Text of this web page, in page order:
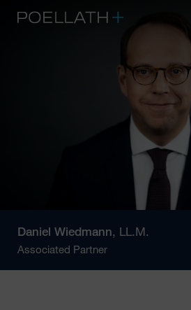
Daniel Wiedmann, LL.M.
Associated Partner